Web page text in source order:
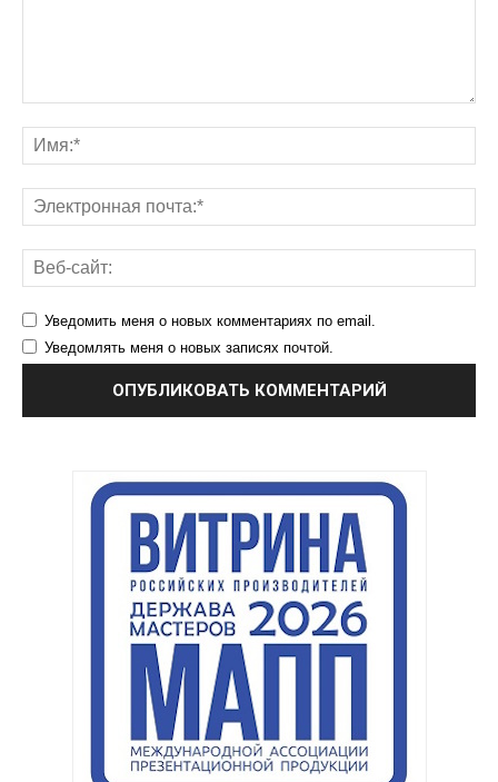
Уведомить меня о новых комментариях по email.
Уведомлять меня о новых записях почтой.